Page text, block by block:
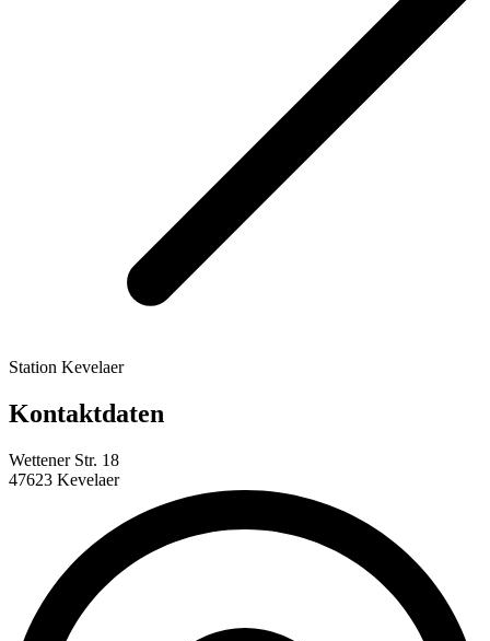
Station Kevelaer
Kontaktdaten
Wettener Str. 18
47623 Kevelaer